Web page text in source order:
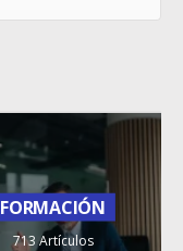
FORMACIÓN
713 Artículos